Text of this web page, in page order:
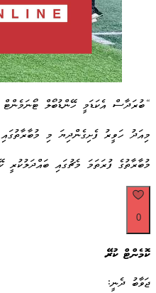
“ބުރަދާސް އެކަޑަމީ ހޭންޑުބޯލް ޓޯނަމެންޓް 2025” މިއަދު ފަށައިފިއެވެ. ދެ އުމުރު ފުރައަކަށް ބަހާލައިގެން ކުރިއަށް ގެންދާ މިމުބާރާތް މިއަދު ހަވީރު އިފްތިތާޙު ކޮށްދެއްވީ ކުޑަހުވަދޫ ކައުންސިލުގެ ނައިބު ރައީސް އަލްފާޟިލާ ޠާޤާ
މިއަދު ހަވީރު ފެށިގެންދިޔަ މި މުބާރާތުގައި 12 އަހަރުން ދަށުގެ 5 ޓީމުގެ އިތުރުން 16 އަހަރުން ދަށުގެ ބައިގައި 3 ޓީމެއް ބައިވެރިވެފައިވެއެވެ. މި މުބާރާތުގެ ފައިނަލު ކުޅުމަށް ހަމަޖެހިފައިވަނީ 21 ޖޫން ވާ ހޮނިހިރު ދުވަހުގައެވެ.
މުބާރާތުގެ ފުރަތަމަ މެޗުގައި ބައްދަލުކުރީ ކޭ.އެސް.އޭ އާއި ވިދާތަރި އެވެ. މި މެޗު 7 ލަނޑު 5 ލަނޑުން ކާމިޔާބު ކުރީ
0
ކޮމެންޓް ކުރޭ
ޖަވާބު ދެނީ: